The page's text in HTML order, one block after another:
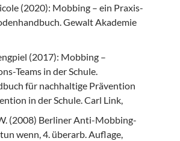
(2020): Mobbing – ein Praxis-
Gewalt Akademie
(2017): Mobbing –
Teams in der Schule.
für nachhaltige Prävention
in der Schule. Carl Link,
(2008) Berliner Anti-Mobbing-
wenn, 4. überarb. Auflage,